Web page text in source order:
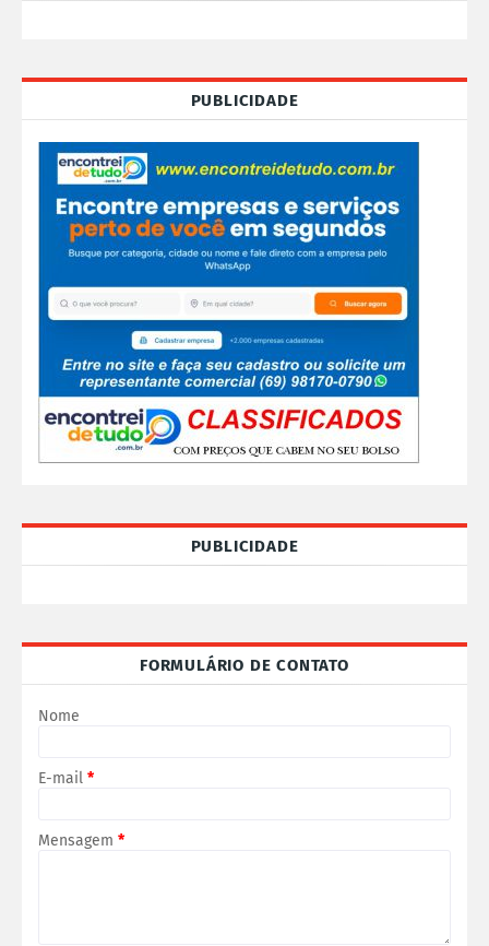
PUBLICIDADE
PUBLICIDADE
FORMULÁRIO DE CONTATO
Nome
E-mail *
Mensagem *